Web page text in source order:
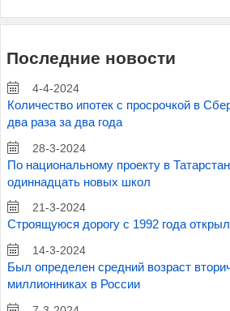
Последние новости
4-4-2024
Количество ипотек с просрочкой в
два раза за два года
28-3-2024
По национальному проекту в
одиннадцать новых школ
21-3-2024
Строящуюся дорогу с 1992 года
14-3-2024
Был определен средний возраст
миллионниках в России